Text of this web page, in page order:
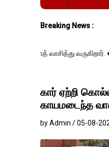
Breaking News :
வருகிறார். �.
கார் ஏற்றி
காயமடைந்த
by Admin / 05-08-